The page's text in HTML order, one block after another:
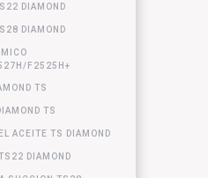
DIAMOND
DIAMOND
F2525H+
TS
TS
ACEITE TS DIAMOND
DIAMOND